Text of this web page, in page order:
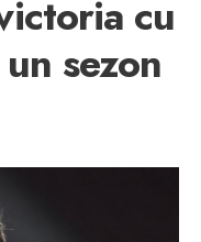
cu
sezon